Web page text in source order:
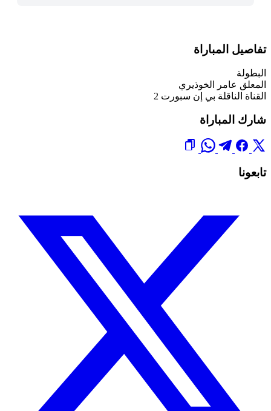
تفاصيل المباراة
البطولة
المعلق عامر الخوذيري
القناة الناقلة بي إن سبورت 2
شارك المباراة
تابعونا